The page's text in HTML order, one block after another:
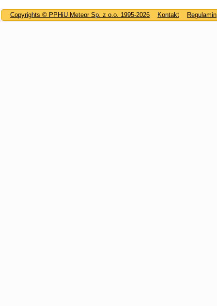
Copyrights © PPHiU Meteor Sp. z o.o. 1995-2026 Kontakt Regulamin